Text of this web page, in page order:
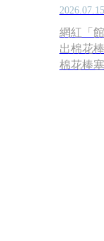
網紅「
出棉花
棉花棒